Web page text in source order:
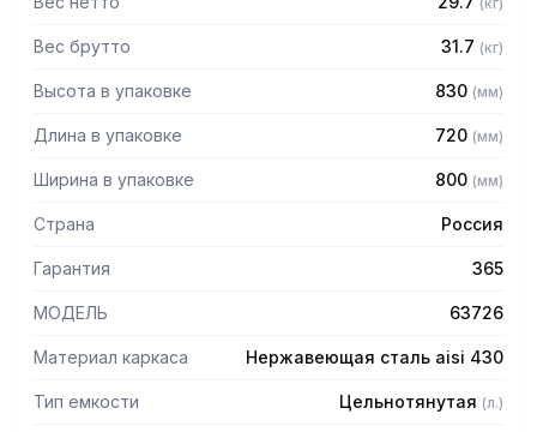
– Диаметр выпуска: 90 мм
– Регулируемые опоры
– Поставляется в собранном виде
Вес брутто 31.7 (кг)
Высота в упаковке 830 (мм)
Длина в упаковке 720 (мм)
Ширина в упаковке 800 (мм)
Страна Россия
Гарантия 365
МОДЕЛЬ 63726
Материал каркаса Нержавеющая сталь aisi 430
Тип емкости Цельнотянутая (л.)